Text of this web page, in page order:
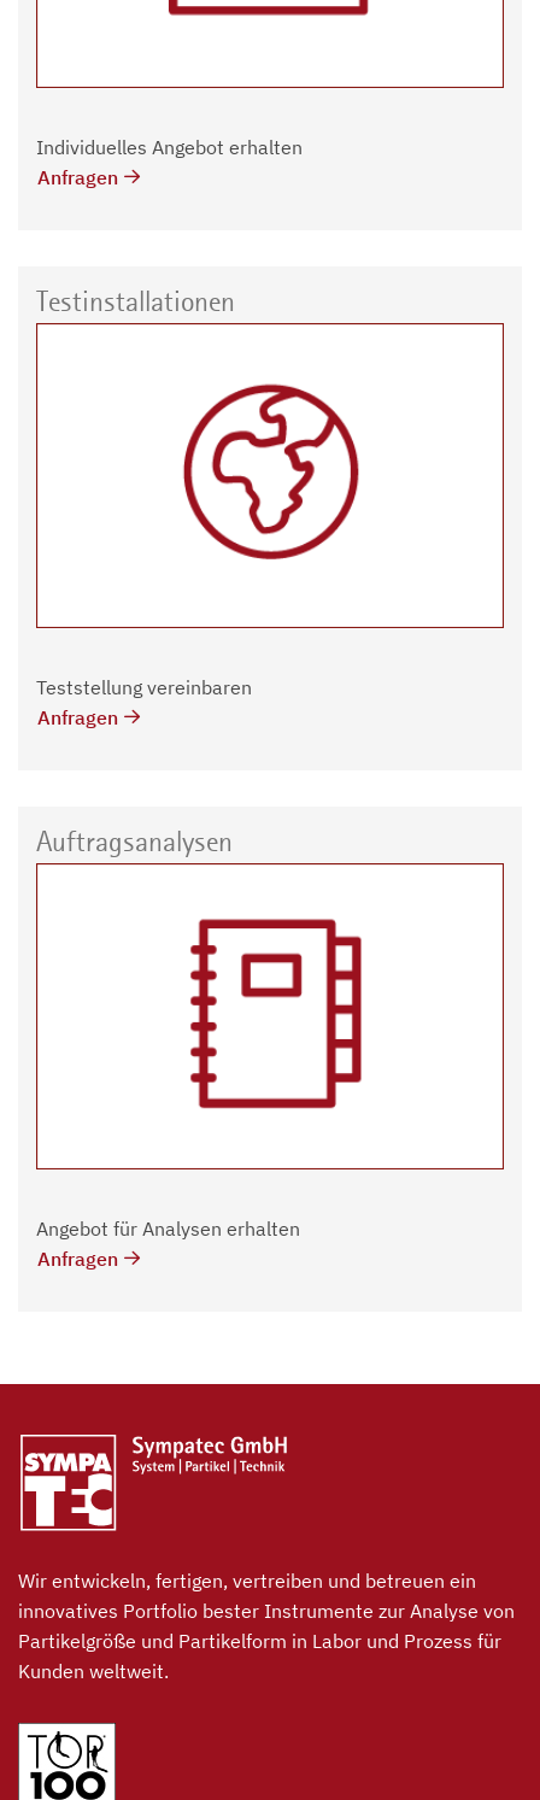
Individuelles Angebot erhalten
Anfragen
Testinstallationen
Teststellung vereinbaren
Anfragen
Auftragsanalysen
Angebot für Analysen erhalten
Anfragen
Wir entwickeln, fertigen, vertreiben und betreuen ein
innovatives Portfolio bester Instrumente zur Analyse von
Partikelgröße und Partikelform in Labor und Prozess für
Kunden weltweit.